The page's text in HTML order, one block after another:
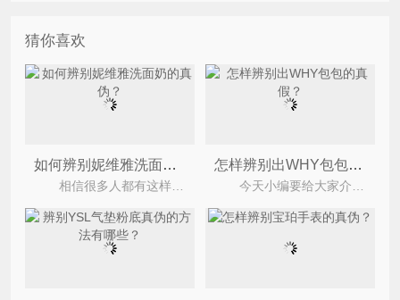
猜你喜欢
如何辨别妮维雅洗面奶的真伪？ 怎样辨别出WHY包包的真假？